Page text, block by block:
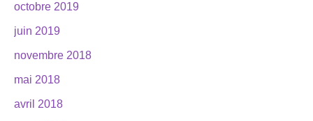
octobre 2019
juin 2019
novembre 2018
mai 2018
avril 2018